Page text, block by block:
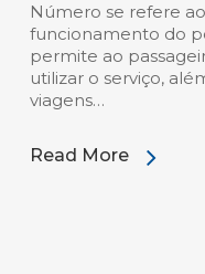
Número se refere
funcionamento do
permite ao
utilizar o serviço,
viagens…
Read More